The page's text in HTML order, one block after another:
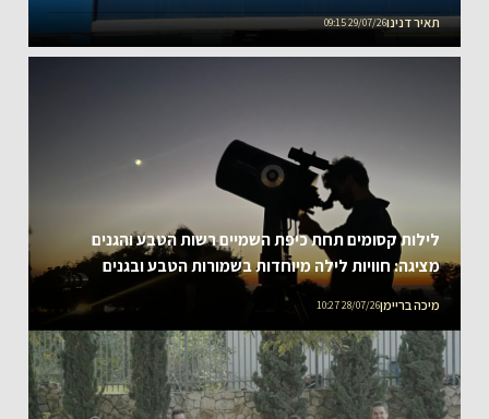
תאיר דנינו29/07/26 09:15
לילות קסומים תחת כיפת השמיים רשות הטבע והגנים
מציגה: חוויות לילה מיוחדות בשמורות הטבע ובגנים
הלאומיים ברחבי הארץ, עם שיאו של מופע הפרסאידים –
מטר המטאורים המרהיב של הקיץ תצפיות כוכבים לכל
המשפחה במוקדי פעילות, מצפון ועד דרום ראשון עד
חמישי 09-14 באוגוסט 2026
מיכה בריימן28/07/26 10:27